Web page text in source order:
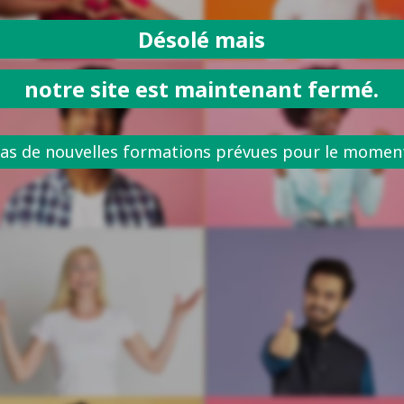
Désolé mais
notre site est maintenant fermé.
de nouvelles formations prévues pour le